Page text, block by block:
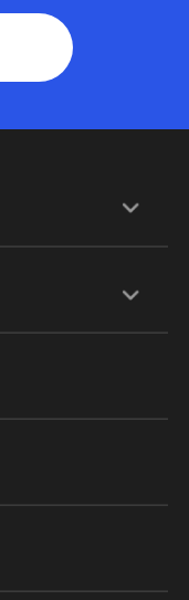
兴趣培训
企微SCRM